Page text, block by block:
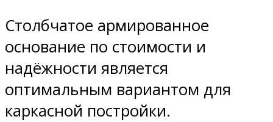
Столбчатое армированное
основание по стоимости и
надёжности является
оптимальным вариантом для
каркасной постройки.